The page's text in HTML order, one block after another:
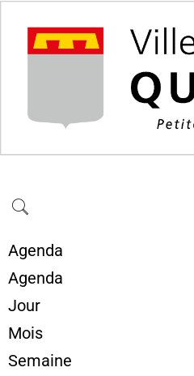
Agenda
Agenda
Jour
Mois
Semaine